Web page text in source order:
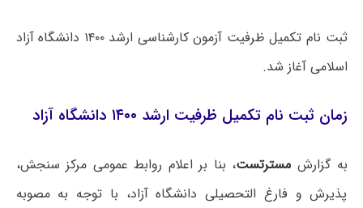
ثبت نام تکمیل ظرفیت آزمون کارشناسی ارشد ۱۴۰۰ دانشگاه آزاد
اسلامی آغاز شد.
زمان ثبت نام تکمیل ظرفیت ارشد ۱۴۰۰ دانشگاه آزاد
به گزارش مسترتست، بنا بر اعلام روابط عمومی مرکز سنجش،
پذیرش و فارغ التحصیلی دانشگاه آزاد، با توجه به مصوبه